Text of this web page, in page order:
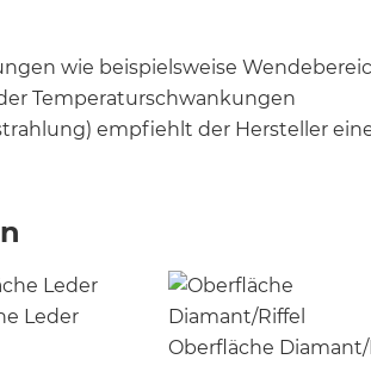
wie beispielsweise
Temperaturschwankungen
empfiehlt der Hersteller
Leder
Oberfläche Diamant/